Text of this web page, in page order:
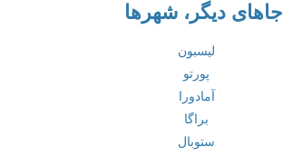
جاهای دیگر، شهرها
لیسبون
پورتو
آمادورا
براگا
ستوبال